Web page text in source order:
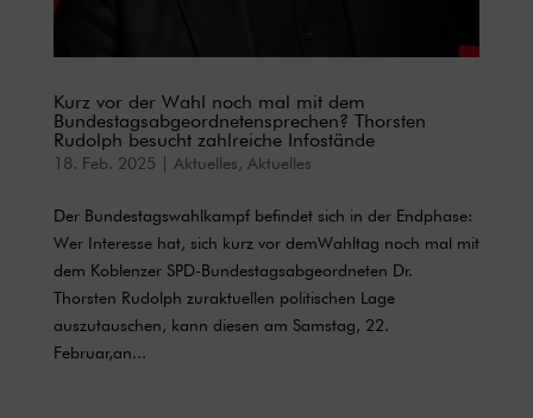
Kurz vor der Wahl noch mal mit dem
Bundestagsabgeordnetensprechen? Thorsten
Rudolph besucht zahlreiche Infostände
18. Feb. 2025 Aktuelles, Aktuelles
Der Bundestagswahlkampf befindet sich in der Endphase:
Wer Interesse hat, sich kurz vor demWahltag noch mal mit
dem Koblenzer SPD-Bundestagsabgeordneten Dr.
Thorsten Rudolph zuraktuellen politischen Lage
auszutauschen, kann diesen am Samstag, 22.
Februar,an...